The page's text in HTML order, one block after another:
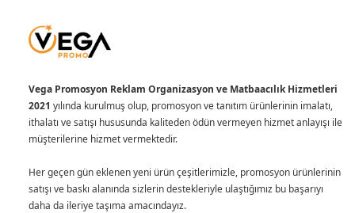
Vega Promosyon Reklam Organizasyon ve Matbaacılık Hizmetleri
2021 yılında kurulmuş olup, promosyon ve tanıtım ürünlerinin imalatı,
ithalatı ve satışı hususunda kaliteden ödün vermeyen hizmet anlayışı ile
müşterilerine hizmet vermektedir.
Her geçen gün eklenen yeni ürün çeşitlerimizle, promosyon ürünlerinin
satışı ve baskı alanında sizlerin destekleriyle ulaştığımız bu başarıyı
daha da ileriye taşıma amacındayız.